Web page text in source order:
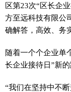
区第23次“区长企
方至远科技有限公
确解答，高效、务
随着一个个企业单
长企业接待日”新的
“我们在坚持中不